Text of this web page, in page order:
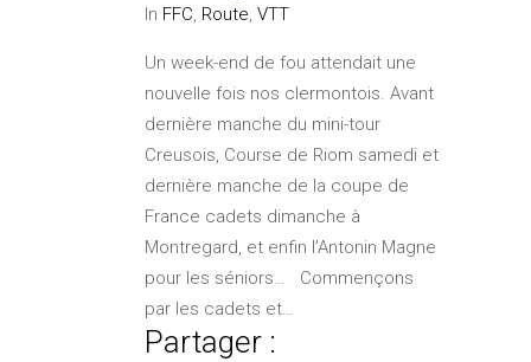
In FFC, Route, VTT
Un week-end de fou attendait une
nouvelle fois nos clermontois. Avant
dernière manche du mini-tour
Creusois, Course de Riom samedi et
dernière manche de la coupe de
France cadets dimanche à
Montregard, et enfin l’Antonin Magne
pour les séniors… Commençons
par les cadets et…
Partager :